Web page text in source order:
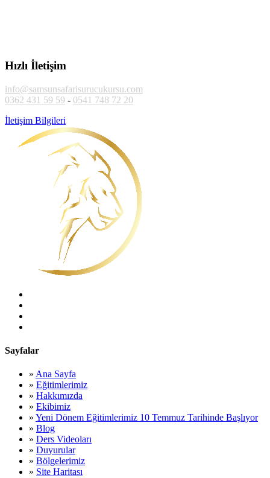
Hızlı İletişim
info@samsunsafarisurucukursu.com
0362 431 59 59 - 0541 748 72 20
İletişim Bilgileri
Sayfalar
» Ana Sayfa
» Eğitimlerimiz
» Hakkımızda
» Ekibimiz
» Yeni Dönem Eğitimlerimiz 10 Temmuz Tarihinde Başlıyor
» Blog
» Ders Videoları
» Duyurular
» Bölgelerimiz
» Site Haritası